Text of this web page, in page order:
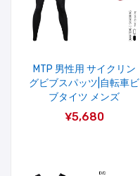
MTP 男性用 サイクリン
グビブスパッツ|自転車ビ
ブタイツ メンズ
¥5,680